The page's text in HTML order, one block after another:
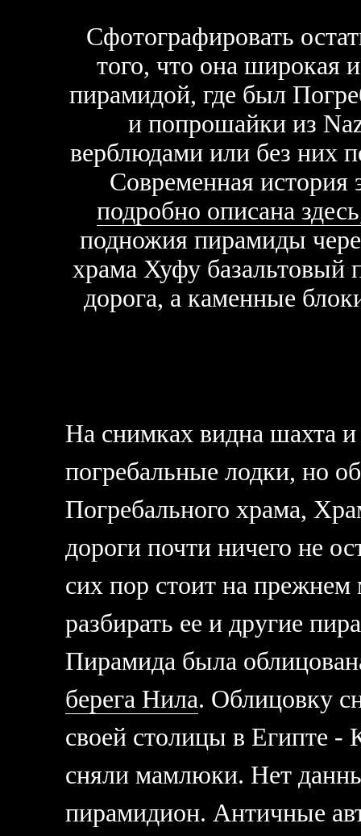
Сфотографировать
того, что она широкая
пирамидой, где был
и попрошайки из
верблюдами или без них
Современная история
подробно описана
подножия пирамиды
храма Хуфу базальтовый
дорога, а каменные
На снимках видна шахта и
погребальные лодки, но
Погребального храма,
дороги почти ничего не
сих пор стоит на прежнем
разбирать ее и другие
Пирамида была
берега Нила. Облицовку
своей столицы в Египте -
сняли мамлюки. Нет
пирамидион. Античные